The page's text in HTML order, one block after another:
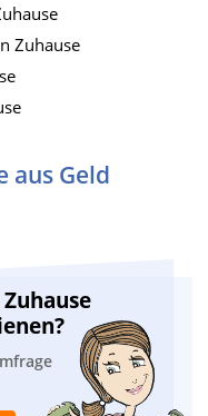
Zuhause
aus Geld